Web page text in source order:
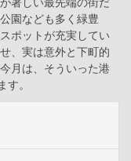
園なども多く緑豊
ポットが充実してい
、実は意外と下町的
月は、そういった港
す。